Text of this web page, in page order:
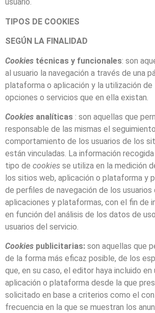
usuario.
TIPOS DE COOKIES
SEGÚN LA FINALIDAD
Cookies técnicas y funcionales: son
al usuario la navegación a través de una
plataforma o aplicación y la utilización
opciones o servicios que en ella existan
Cookies analíticas : son aquellas que
responsable de las mismas el
comportamiento de los usuarios de los
están vinculadas. La información
tipo de cookies se utiliza en la medición
los sitios web, aplicación o plataforma y
de perfiles de navegación de los usuarios
aplicaciones y plataformas, con el fin de
en función del análisis de los datos de
usuarios del servicio.
Cookies publicitarias: son aquellas que
de la forma más eficaz posible, de los
que, en su caso, el editor haya incluido en
aplicación o plataforma desde la que
solicitado en base a criterios como el
frecuencia en la que se muestran los